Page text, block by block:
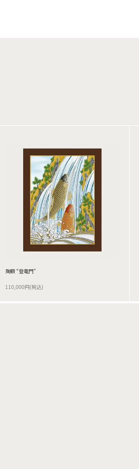
陶額 “登竜門”
110,000円(税込)